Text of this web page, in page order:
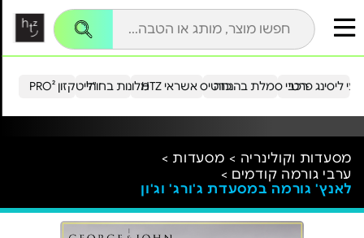
הייטקזון PRO²מלונות בחו"ל כרטיס אשראי HTZ ליסינג פרטירכבי סמלת בהנחה
מסעדות וקולינריה > מסעדות >
ערבי גורמה קודמים >
לאנץ' גורמה במסעדת ג'ורג' וג'ון